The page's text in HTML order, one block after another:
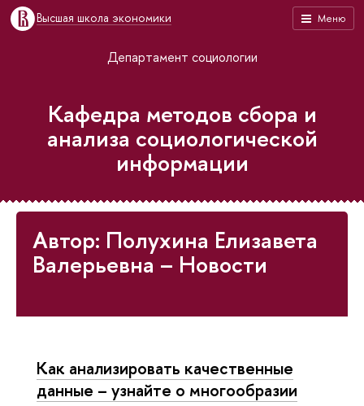
Меню
Высшая школа экономики
Департамент социологии
Кафедра методов сбора и
анализа социологической
информации
Автор: Полухина Елизавета
Валерьевна – Новости
Как анализировать качественные
данные – узнайте о многообразии